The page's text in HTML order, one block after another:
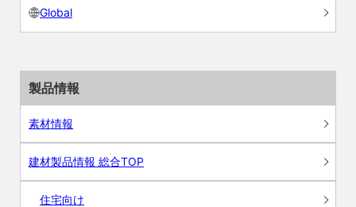
Global
製品情報
素材情報
建材製品情報 総合TOP
住宅向け